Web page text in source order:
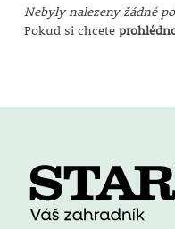
Nebyly nalezeny žádné
Pokud si chcete